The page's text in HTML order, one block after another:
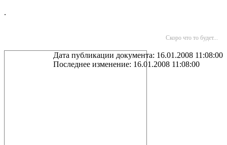
.
Скоро что то будет...
Дата публикации документа: 16.01.2008 11:08:00
Последнее изменение: 16.01.2008 11:08:00